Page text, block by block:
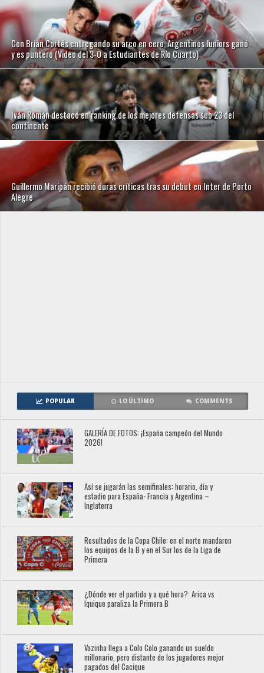
Con Brian Cortés entregando su arco en cero, Argentinos Juniors ganó
y es puntero (Video del 3-0 a Estudiantes de Río Cuarto)
Iván Román destacó en ranking de los mejores defensas sub 23 del
continente
Guillermo Maripán recibió duras críticas tras su debut en Inter de Porto
Alegre
POPULAR LO ÚLTIMO COMMENTS
GALERÍA DE FOTOS: ¡España campeón del Mundo
2026!
Así se jugarán las semifinales: horario, día y
estadio para España- Francia y Argentina –
Inglaterra
Resultados de la Copa Chile: en el norte mandaron
los equipos de la B y en el Sur los de la Liga de
Primera
¿Dónde ver el partido y a qué hora?: Arica vs
Iquique paraliza la Primera B
Vozinha llega a Colo Colo ganando un sueldo
millonario, pero distante de los jugadores mejor
pagados del Cacique